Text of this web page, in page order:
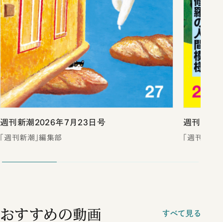
週刊新潮2026年7月23日号
「週刊新潮」編集部
週刊新潮
「週刊新潮
おすすめの動画 すべて見る